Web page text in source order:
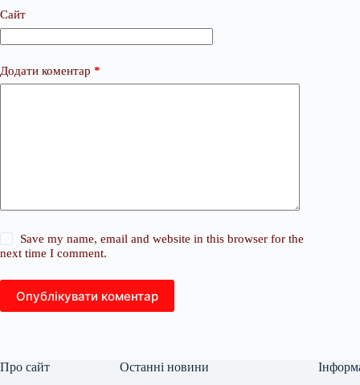
Сайт
Додати коментар *
Save my name, email and website in this browser for the
next time I comment.
Опублікувати коментар
Про сайт Останні новини